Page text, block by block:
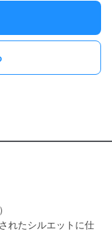
れたシルエットに仕